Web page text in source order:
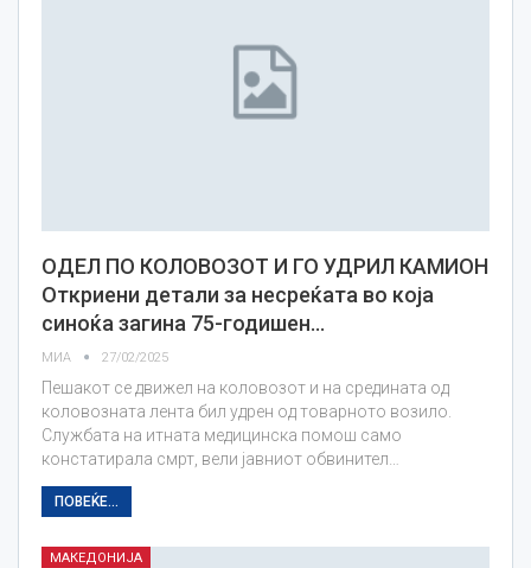
ОДЕЛ ПО КОЛОВОЗОТ И ГО УДРИЛ КАМИОН
Откриени детали за несреќата во која
синоќа загина 75-годишен…
МИА 27/02/2025
Пешакот се движел на коловозот и на средината од
коловозната лента бил удрен од товарното возило.
Службата на итната медицинска помош само
констатирала смрт, вели јавниот обвинител…
ПОВЕЌЕ...
МАКЕДОНИЈА